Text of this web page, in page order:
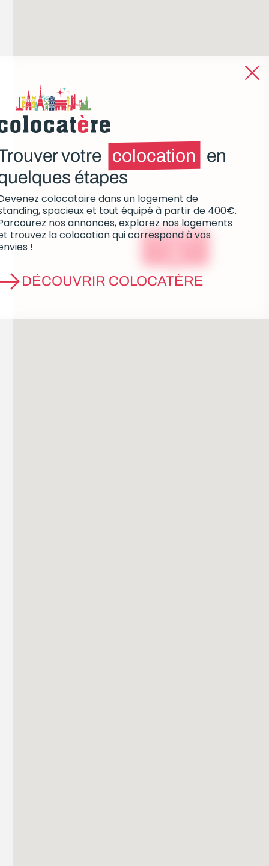
votre colocation
en
étapes
colocataire dans un logement de
spacieux et tout équipé à partir de 400€.
nos annonces, explorez nos logements
trouvez la colocation qui correspond à vos
!
DÉCOUVRIR COLOCATÈRE
Colocations :